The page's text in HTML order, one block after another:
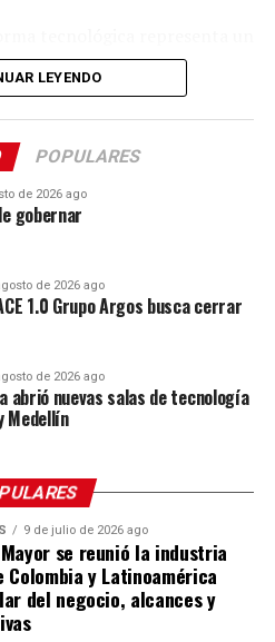
un sistema basado en
contribuir a la recuperación
de la quebrada.
FUTURES INNOVATION
2026.
que combina naturaleza
y la tecnología como
de la calidad del
o el uso de
en la región, al
arañitas vasculares, venas
vasculares superficiales
con estándares
desplazarse a otras
Con esta incorporación,
de alta complejidad y se
avanzada a los pacientes del
crónicas constituyen una
consulta médica en el
Auna, representan
la consulta externa de
personas asocian
estética, estas
inicial de una
valoración
oportuno”,señaló el Dr.
vascular de la Clínica
LEYENDO
POPULARES
de 2026 ago
gobernar
de 2026 ago
1.0 Grupo Argos busca cerrar
de 2026 ago
abrió nuevas salas de tecnología
Medellín
9 de julio de 2026 ago
se reunió la industria
Colombia y Latinoamérica
del negocio, alcances y